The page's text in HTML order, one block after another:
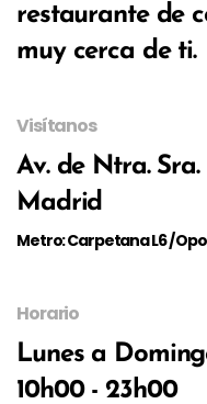
restaurante de
muy cerca de ti.
Visítanos
Av. de Ntra.
Madrid
Metro: Carpetana L6 /
Horario
Lunes a
10h00 - 23h00